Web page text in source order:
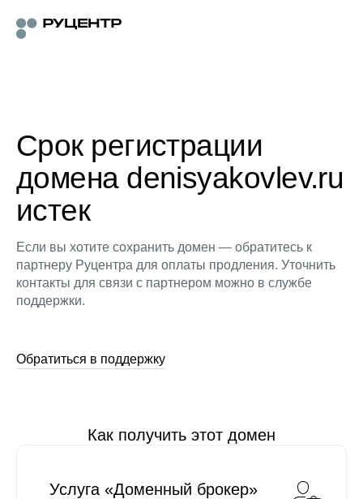
Срок регистрации
домена denisyakovlev.ru
истек
Если вы хотите сохранить домен — обратитесь к
партнеру Руцентра для оплаты продления. Уточнить
контакты для связи с партнером можно в службе
поддержки.
Обратиться в поддержку
Как получить этот домен
Услуга «Доменный брокер»